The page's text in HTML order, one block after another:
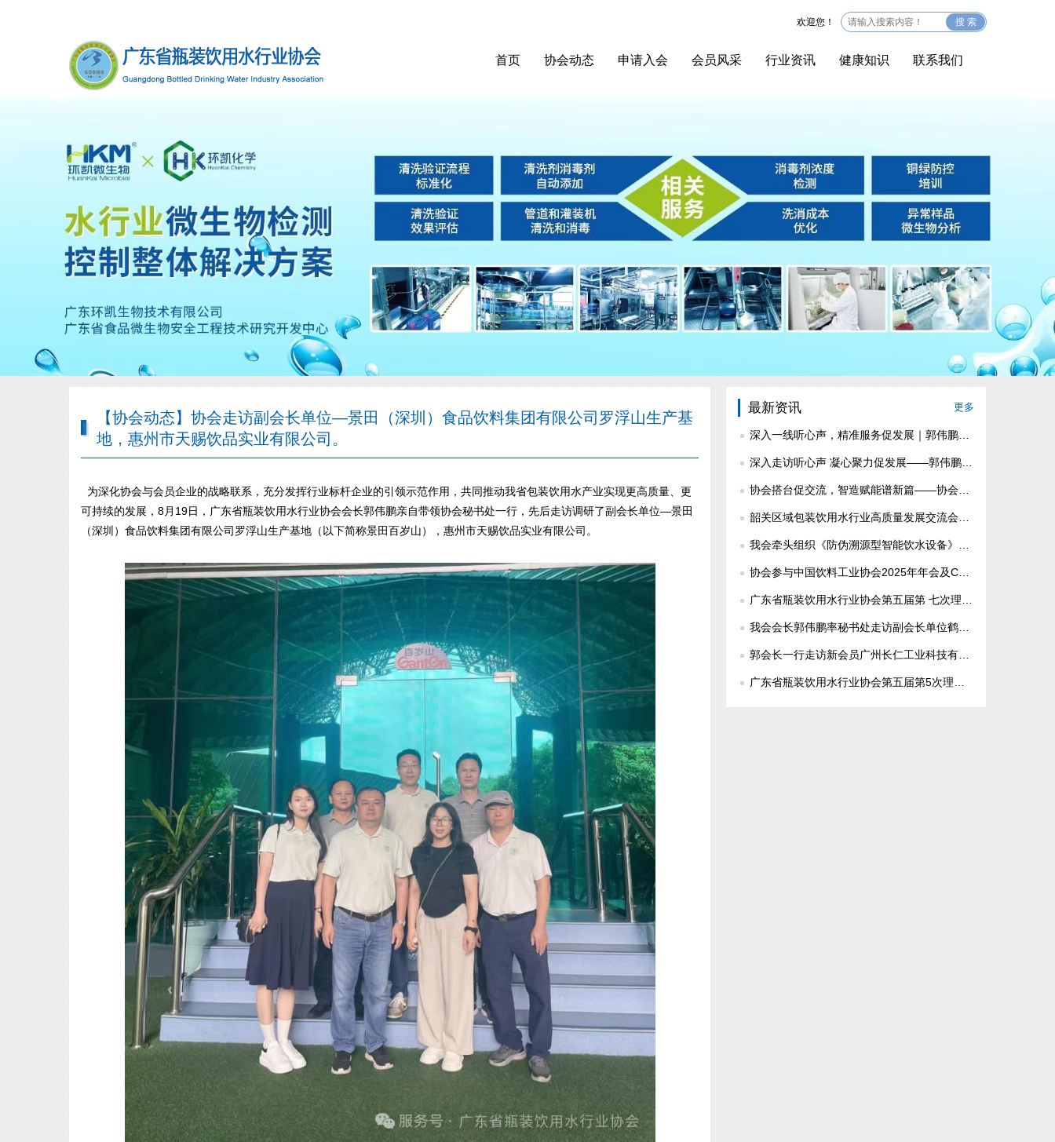
欢迎您！ 搜 索
首页 协会动态 申请入会 会员风采 行业资讯 健康知识 联系我们
【协会动态】协会走访副会长单位—景田（深圳）食品饮料集团有限公司罗浮山生产基
地，惠州市天赐饮品实业有限公司。
为深化协会与会员企业的战略联系，充分发挥行业标杆企业的引领示范作用，共同推动我省包装饮用水产业实现更高质量、更
可持续的发展，8月19日，广东省瓶装饮用水行业协会会长郭伟鹏亲自带领协会秘书处一行，先后走访调研了副会长单位—景田
（深圳）食品饮料集团有限公司罗浮山生产基地（以下简称景田百岁山），惠州市天赐饮品实业有限公司。
最新资讯 更多
深入一线听心声，精准服务促发展｜郭伟鹏会长带队走访珠海片区会员企业
深入走访听心声 凝心聚力促发展——郭伟鹏会长率队走访肇庆区域会员单位
协会搭台促交流，智造赋能谱新篇——协会组织副会长单位赴芙蓉山泉、长仁科技走访学习
韶关区域包装饮用水行业高质量发展交流会圆满举办
我会牵头组织《防伪溯源型智能饮水设备》团体标准起草组工作会议 凝聚行业共识助推高质量发展
协会参与中国饮料工业协会2025年年会及CBST2026国际展等系列活动
广东省瓶装饮用水行业协会第五届第 七次理事会会议在广州顺利召开
我会会长郭伟鹏率秘书处走访副会长单位鹤山市华山泉食品饮料有限公司、会员单位佛山市顺德区威狮卡普塑料制品有限公司
郭会长一行走访新会员广州长仁工业科技有限公司、广州文莉纯净水有限公司、监事单位广州市南方山泉饮料有限公司
广东省瓶装饮用水行业协会第五届第5次理事会会议顺利召开